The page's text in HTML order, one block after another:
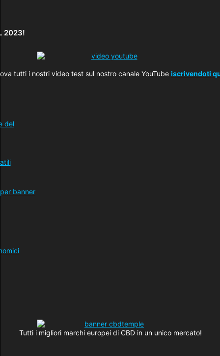
2023!
tutti i nostri video test sul nostro canale YouTube iscrivendoti
Tutti i migliori marchi europei di CBD in un unico mercato!